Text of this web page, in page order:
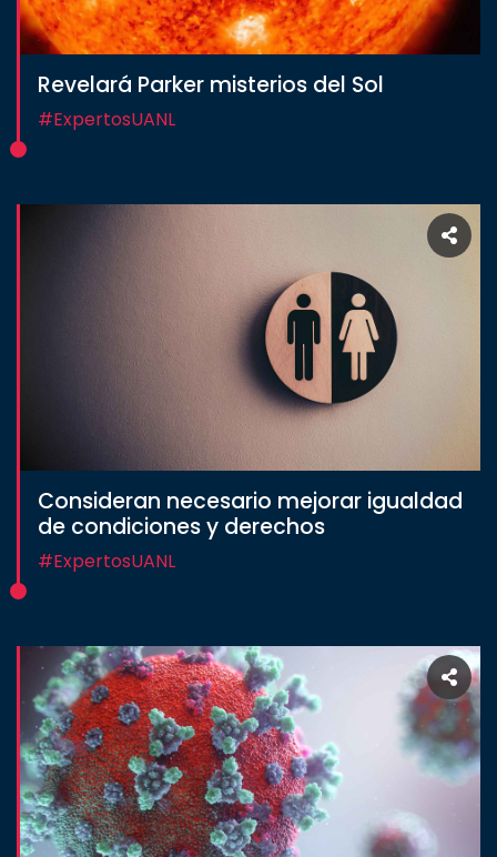
Revelará Parker misterios del Sol
#ExpertosUANL
Consideran necesario mejorar igualdad
de condiciones y derechos
#ExpertosUANL